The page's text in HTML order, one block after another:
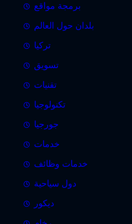
برمجة مواقع
بلدان حول العالم
تركيا
تسويق
تقنيات
تكنولوجيا
جورجيا
خدمات
خدمات وظائف
دول سياحية
ديكور